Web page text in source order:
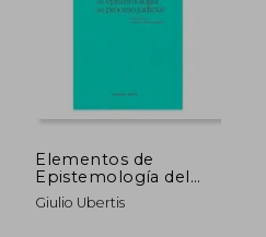
Elementos de
Epistemología del
Proceso Judicial
Giulio Ubertis